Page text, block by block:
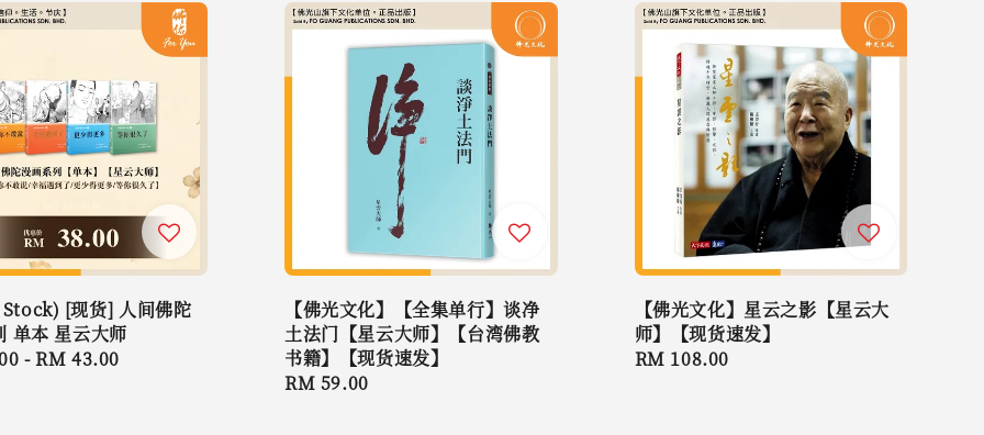
[现货] 人间佛陀
单本 星云大师
-RM 43.00
【佛光文化】【全集单行】谈净
土法门【星云大师】【台湾佛教
书籍】【现货速发】
Regular
RM 59.00
【佛光文化】星云之影【星云大
师】【现货速发】
Regular
RM 108.00